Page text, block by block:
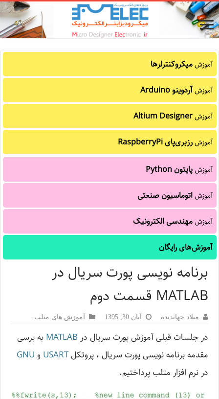
آموزشمیکروکنترلرها
آموزشآردوینو Arduino
آموزشAltium Designer
آموزشرزبری‌پای RaspberryPi
آموزشپایتون Python
آموزشاتوماسیون صنعتی
آموزشمهندسی الکترونیک
آموزش‌های رایگان
برنامه نویسی پورت سریال در
MATLAB قسمت دوم
میلاد جهاندیده آبان 30, 1395 آموزش های متلب
در جلسات قبلی آموزش پورت سریال در MATLAB به برسی
مقدمه برنامه نویسی پورت سریال ، پروتکلUSART و GNU
در نرم افزار متلب پرداختیم.